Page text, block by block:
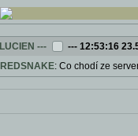
LUCIEN --- --- 12:53:16
REDSNAKE: Co chodí ze